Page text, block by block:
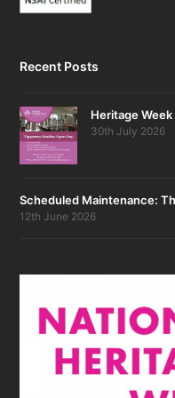
Recent Posts
Heritage
30th July 2026
Scheduled Maintenance:
12th June 2026